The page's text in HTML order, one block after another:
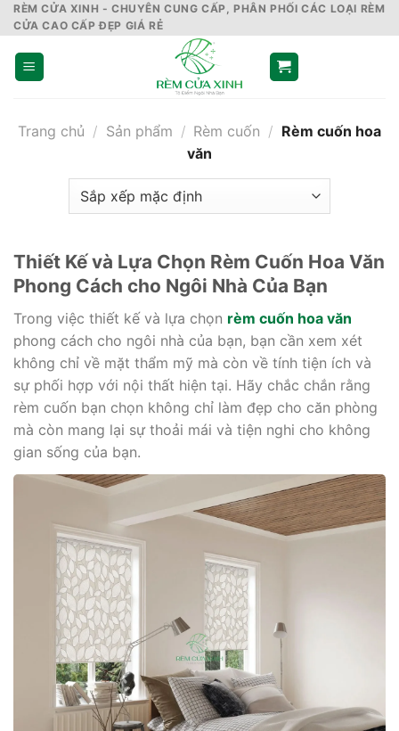
Skip
to
content
RÈM CỬA XINH - CHUYÊN CUNG CẤP, PHÂN PHỐI CÁC LOẠI RÈM
CỬA CAO CẤP ĐẸP GIÁ RẺ
Trang chủ / Sản phẩm / Rèm cuốn / Rèm cuốn hoa
văn
Thiết Kế và Lựa Chọn Rèm Cuốn Hoa Văn
Phong Cách cho Ngôi Nhà Của Bạn
Trong việc thiết kế và lựa chọn rèm cuốn hoa văn
phong cách cho ngôi nhà của bạn, bạn cần xem xét
không chỉ về mặt thẩm mỹ mà còn về tính tiện ích và
sự phối hợp với nội thất hiện tại. Hãy chắc chắn rằng
rèm cuốn bạn chọn không chỉ làm đẹp cho căn phòng
mà còn mang lại sự thoải mái và tiện nghi cho không
gian sống của bạn.